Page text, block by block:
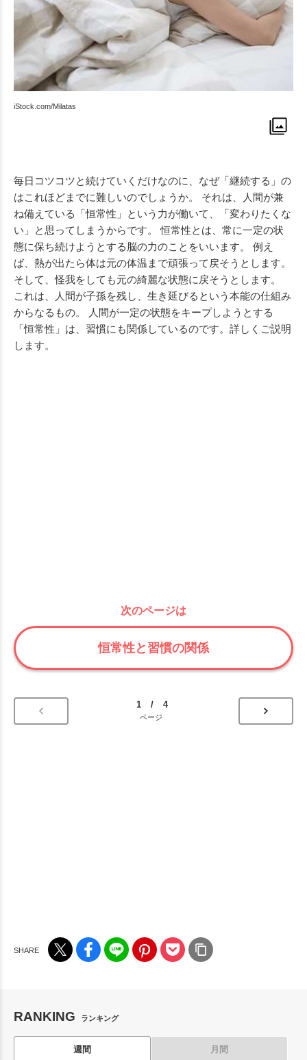
iStock.com/Milatas
毎日コツコツと続けていくだけなのに、なぜ「継続する」の
はこれほどまでに難しいのでしょうか。 それは、人間が兼
ね備えている「恒常性」という力が働いて、「変わりたくな
い」と思ってしまうからです。 恒常性とは、常に一定の状
態に保ち続けようとする脳の力のことをいいます。 例え
ば、熱が出たら体は元の体温まで頑張って戻そうとします。
そして、怪我をしても元の綺麗な状態に戻そうとします。
これは、人間が子孫を残し、生き延びるという本能の仕組み
からなるもの。 人間が一定の状態をキープしようとする
「恒常性」は、習慣にも関係しているのです。詳しくご説明
します。
次のページは
恒常性と習慣の関係
1 / 4
ページ
RANKING ランキング
週間 月間